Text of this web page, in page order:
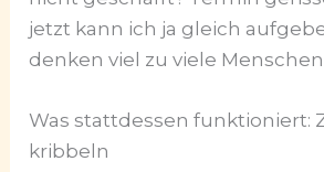
jetzt kann ich ja gleich
denken viel zu viele Menschen
Was stattdessen funktioniert:
kribbeln